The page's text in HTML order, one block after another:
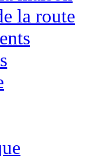
la route